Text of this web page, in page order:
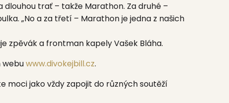
trať – takže Marathon. Za druhé –
„No a za třetí – Marathon je jedna z našich
zpěvák a frontman kapelyVašek Bláha.
www.divokejbill.cz.
moci jako vždy zapojit do různých soutěží